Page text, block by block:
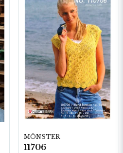
MÖNSTER
11706